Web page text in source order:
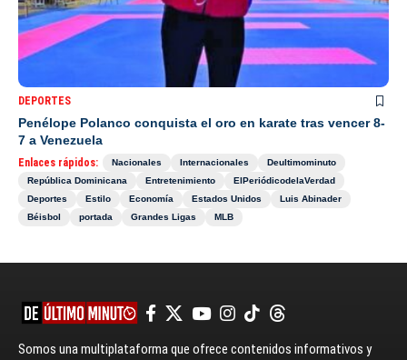
DEPORTES
Penélope Polanco conquista el oro en karate tras vencer 8-
7 a Venezuela
Enlaces rápidos: Nacionales Internacionales
Deultimominuto
República Dominicana
Entretenimiento
ElPeriódicodelaVerdad
Deportes
Estilo Economía Estados Unidos
Luis Abinader
Béisbol
portada Grandes Ligas MLB
Somos una multiplataforma que ofrece contenidos informativos y